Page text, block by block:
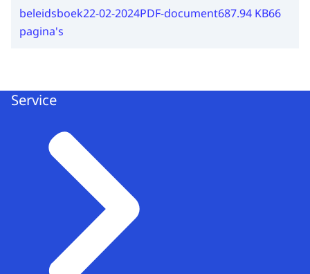
beleidsboek22-02-2024PDF-document687.94 KB66
pagina's
Service